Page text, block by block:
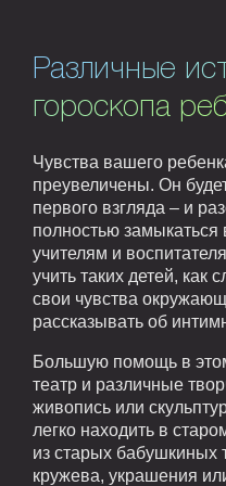
Различные
гороскопа
Чувства вашего
преувеличены. Он
первого взгляда – и
полностью замыкаться
учителям и
учить таких детей, как
свои чувства
рассказывать об
Большую помощь в
театр и различные
живопись или
легко находить в
из старых бабушкиных
кружева, украшения